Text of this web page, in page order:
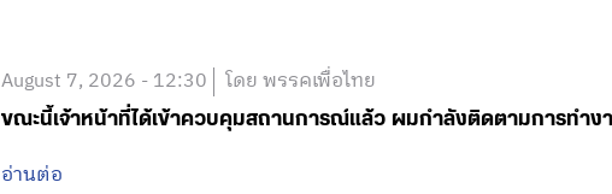
August 7, 2026 - 12:30 โดย พรรคเพื่อไทย
ขณะนี้เจ้าหน้าที่ได้เข้าควบคุมสถานการณ์แล้ว ผมกำลังติดตามการทำง
อ่านต่อ